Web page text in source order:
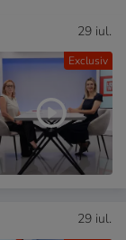
Exclusiv
29 iul.
29 iul.